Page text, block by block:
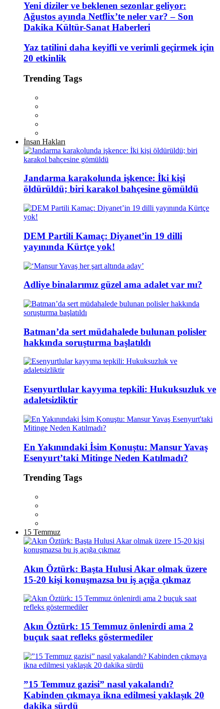
Yeni diziler ve beklenen sezonlar geliyor:
Ağustos ayında Netflix’te neler var? – Son
Dakika Kültür-Sanat Haberleri
Yaz tatilini daha keyifli ve verimli geçirmek için
20 etkinlik
Trending Tags
İnsan Hakları
Jandarma karakolunda işkence: İki kişi
öldürüldü; biri karakol bahçesine gömüldü
DEM Partili Kamaç: Diyanet’in 19 dilli
yayınında Kürtçe yok!
Adliye binalarımız güzel ama adalet var mı?
Batman’da sert müdahalede bulunan polisler
hakkında soruşturma başlatıldı
Esenyurtlular kayyıma tepkili: Hukuksuzluk ve
adaletsizliktir
En Yakınındaki İsim Konuştu: Mansur Yavaş
Esenyurt’taki Mitinge Neden Katılmadı?
Trending Tags
15 Temmuz
Akın Öztürk: Başta Hulusi Akar olmak üzere
15-20 kişi konuşmazsa bu iş açığa çıkmaz
Akın Öztürk: 15 Temmuz önlenirdi ama 2
buçuk saat refleks göstermediler
”15 Temmuz gazisi” nasıl yakalandı?
Kabinden çıkmaya ikna edilmesi yaklaşık 20
dakika sürdü